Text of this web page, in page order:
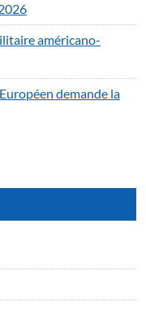
américano-
demande la